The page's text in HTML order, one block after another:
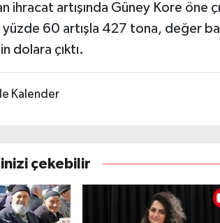
ihracat artışında Güney Kore öne
yüzde 60 artışla 427 tona, değer
dolara çıktı.
Kalender
çekebilir